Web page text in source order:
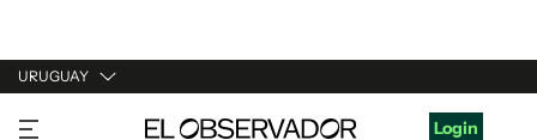
URUGUAY
URUGUAY Login